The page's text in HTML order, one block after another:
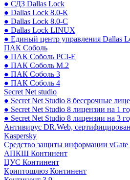
● СДЗ Dallas Lock
● Dallas Lock 8.0-К
● Dallas Lock 8.0-С
● Dallas Lock LINUX
● Единый центр управления Dallas
ПАК Соболь
● ПАК Соболь PCI-E
● ПАК Соболь М.2
● ПАК Соболь 3
● ПАК Соболь 4
Secret Net studio
● Secret Net Studio 8 бессрочные
● Secret Net Studio 8 лицензии на 1
● Secret Net Studio 8 лицензии на 3
Антивирус DR.Web,
Kaspersky
Средство защиты информации vGate
АПКШ Континент
ЦУС Континент
Криптошлюз Континент